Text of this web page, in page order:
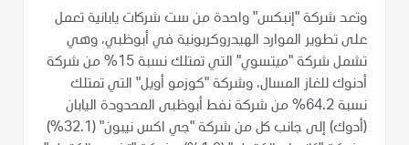
وتعد شركة "إنبكس" واحدة من ست شركات يابانية تعمل
على تطوير الموارد الهيدروكربونية في أبوظبي، وهي
تشمل شركة "ميتسوي" التي تمتلك نسبة 15% من شركة
أدنوك للغاز المسال، وشركة "كوزمو أويل" التي تمتلك
نسبة 64.2% من شركة نفط أبوظبى المحدودة اليابان
(أدوك) إلى جانب كل من شركة "جي اكس نيبون" (32.1%)